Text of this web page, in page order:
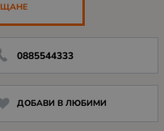
0885544333
ДОБАВИ В ЛЮБИМИ